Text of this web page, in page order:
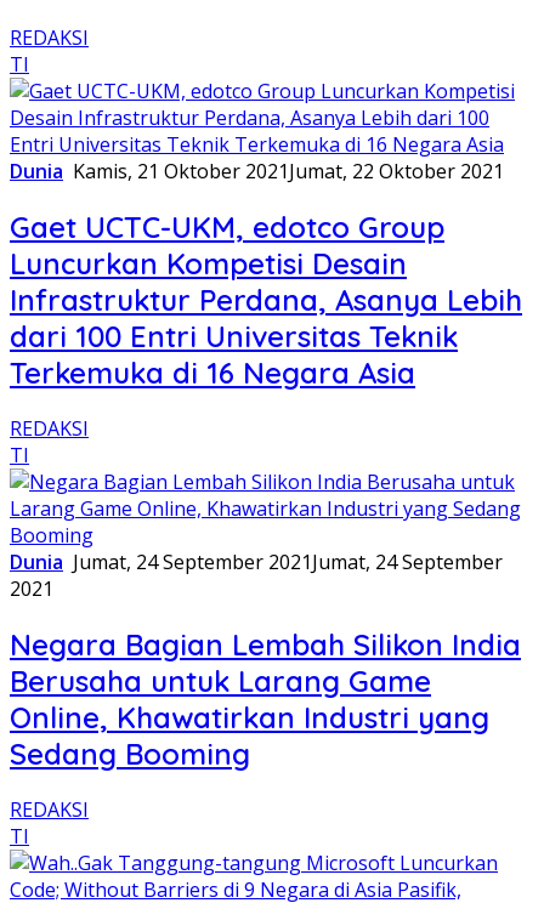
REDAKSI
TI
Dunia Kamis, 21 Oktober 2021Jumat, 22 Oktober 2021
Gaet UCTC-UKM, edotco Group
Luncurkan Kompetisi Desain
Infrastruktur Perdana, Asanya Lebih
dari 100 Entri Universitas Teknik
Terkemuka di 16 Negara Asia
REDAKSI
TI
Dunia Jumat, 24 September 2021Jumat, 24 September
2021
Negara Bagian Lembah Silikon India
Berusaha untuk Larang Game
Online, Khawatirkan Industri yang
Sedang Booming
REDAKSI
TI